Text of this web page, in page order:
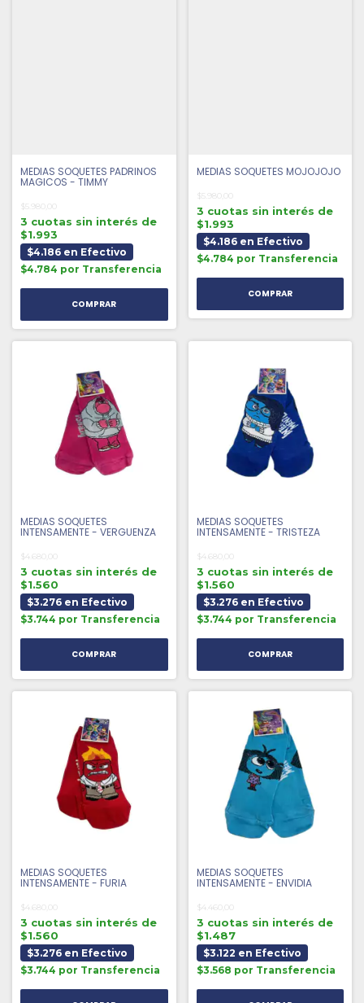
MEDIAS SOQUETES PADRINOS
MAGICOS - TIMMY
$5.980,00
3 cuotas sin interés de
$1.993
$4.186 en Efectivo
$4.784 por Transferencia
MEDIAS SOQUETES MOJOJOJO
$5.980,00
3 cuotas sin interés de
$1.993
$4.186 en Efectivo
$4.784 por Transferencia
MEDIAS SOQUETES
INTENSAMENTE - VERGUENZA
$4.680,00
3 cuotas sin interés de
$1.560
$3.276 en Efectivo
$3.744 por Transferencia
MEDIAS SOQUETES
INTENSAMENTE - TRISTEZA
$4.680,00
3 cuotas sin interés de
$1.560
$3.276 en Efectivo
$3.744 por Transferencia
MEDIAS SOQUETES
INTENSAMENTE - FURIA
$4.680,00
3 cuotas sin interés de
$1.560
$3.276 en Efectivo
$3.744 por Transferencia
MEDIAS SOQUETES
INTENSAMENTE - ENVIDIA
$4.460,00
3 cuotas sin interés de
$1.487
$3.122 en Efectivo
$3.568 por Transferencia